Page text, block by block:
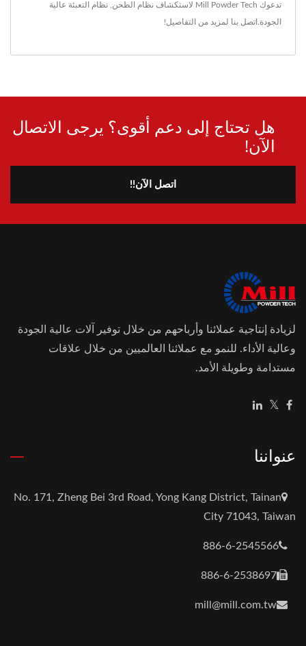
تدعوك Mill Powder Tech لاستكشاف نظام الطحن, نظام التعبئة عالية
الجودة. اتصل بنا لمزيد من التفاصيل!
هل تحتاج إلى دعم أقوى؟ يرجى الاتصال
الآن!
اتصل الآن!!
لزيادة إنتاجية عملائنا وأرباحهم من خلال توفير آلات عالية الجودة
وعالية الأداء. للنمو مع عملائنا العالميين من خلال علاقات
مستدامة وطويلة الأمد.
عنواننا
No. 171, Zheng Bei 3rd Road, Yong Kang District, Tainan
City 71043, Taiwan
886-6-2545566
886-6-2538697
mill@mill.com.tw